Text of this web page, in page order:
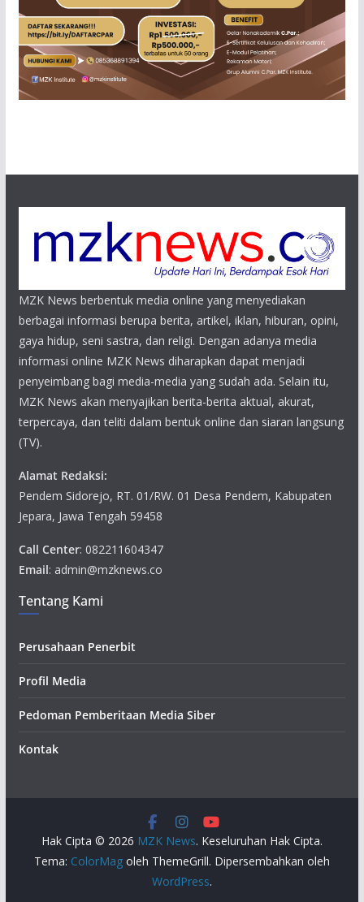
MZK News berbentuk media online yang menyediakan
berbagai informasi berupa berita, artikel, iklan, hiburan, opini,
gaya hidup, seni sastra, dan religi. Dengan adanya media
informasi online MZK News diharapkan dapat menjadi
penyeimbang bagi media-media yang sudah ada. Selain itu,
MZK News akan menyajikan berita-berita aktual, akurat,
terpercaya, dan teliti dalam bentuk online dan siaran langsung
(TV).
Alamat Redaksi:
Pendem Sidorejo, RT. 01/RW. 01 Desa Pendem, Kabupaten
Jepara, Jawa Tengah 59458
Call Center: 082211604347
Email: admin@mzknews.co
Tentang Kami
Perusahaan Penerbit
Profil Media
Pedoman Pemberitaan Media Siber
Kontak
Hak Cipta © 2026 MZK News. Keseluruhan Hak Cipta.
Tema: ColorMagoleh ThemeGrill. Dipersembahkan oleh
WordPress.